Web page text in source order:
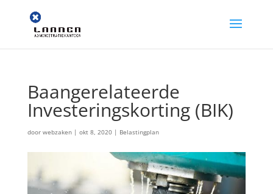
Baangerelateerde
Investeringskorting (BIK)
door webzaken| okt 8, 2020| Belastingplan